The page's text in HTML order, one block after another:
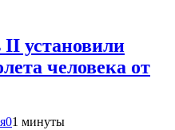
установили
человека от
01 минуты